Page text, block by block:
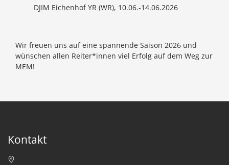
DJIM Eichenhof YR (WR), 10.06.-14.06.2026
Wir freuen uns auf eine spannende Saison 2026 und
wünschen allen Reiter*innen viel Erfolg auf dem Weg zur
MEM!
Kontakt